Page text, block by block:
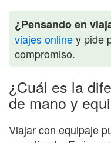
¿Pensando en
viajes onliney pide
compromiso.
¿Cuál es la
de mano y
Viajar con equipaje